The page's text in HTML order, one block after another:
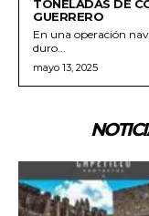
TONELADAS DE
GUERRERO
En una operación
duro...
mayo 13, 2025